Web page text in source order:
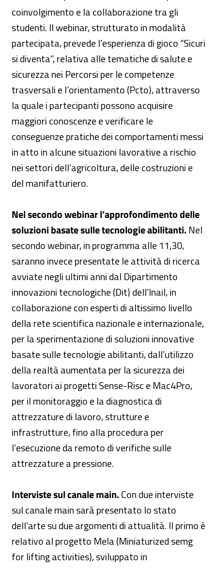
coinvolgimento e la collaborazione tra gli
studenti. Il webinar, strutturato in modalità
partecipata, prevede l’esperienza di gioco “Sicuri
si diventa”, relativa alle tematiche di salute e
sicurezza nei Percorsi per le competenze
trasversali e l’orientamento (Pcto), attraverso
la quale i partecipanti possono acquisire
maggiori conoscenze e verificare le
conseguenze pratiche dei comportamenti messi
in atto in alcune situazioni lavorative a rischio
nei settori dell’agricoltura, delle costruzioni e
del manifatturiero.
Nel secondo webinar l’approfondimento delle
soluzioni basate sulle tecnologie abilitanti. Nel
secondo webinar, in programma alle 11,30,
saranno invece presentate le attività di ricerca
avviate negli ultimi anni dal Dipartimento
innovazioni tecnologiche (Dit) dell’Inail, in
collaborazione con esperti di altissimo livello
della rete scientifica nazionale e internazionale,
per la sperimentazione di soluzioni innovative
basate sulle tecnologie abilitanti, dall’utilizzo
della realtà aumentata per la sicurezza dei
lavoratori ai progetti Sense-Risc e Mac4Pro,
per il monitoraggio e la diagnostica di
attrezzature di lavoro, strutture e
infrastrutture, fino alla procedura per
l’esecuzione da remoto di verifiche sulle
attrezzature a pressione.
Interviste sul canale main.Con due interviste
sul canale main sarà presentato lo stato
dell’arte su due argomenti di attualità. Il primo è
relativo al progetto Mela (Miniaturized semg
for lifting activities), sviluppato in